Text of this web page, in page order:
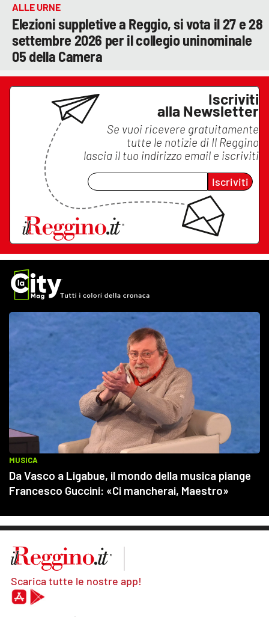
ALLE URNE
Elezioni suppletive a Reggio, si vota il 27 e 28
settembre 2026 per il collegio uninominale
05 della Camera
Iscriviti
alla Newsletter
Se vuoi ricevere gratuitamente
tutte le notizie di Il Reggino
lascia il tuo indirizzo email e iscriviti
Iscriviti
Scarica tutte le nostre app!